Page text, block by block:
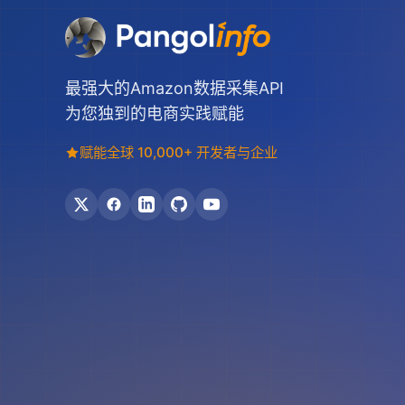
最强大的Amazon数据采集API
为您独到的电商实践赋能
赋能全球 10,000+ 开发者与企业